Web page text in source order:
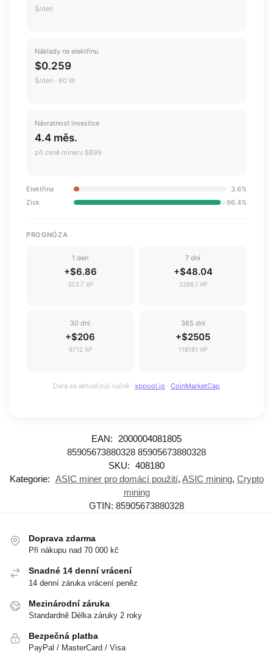
$/den
Náklady na elektřinu
$0.259
$/den · 60 W
Návratnost investice
4.4 měs.
při ceně mineru $899
Elektřina
3.6%
Zisk
96.4%
PROGNÓZA
1 den
+$6.86
323.7 XP
7 dní
+$48.04
2266.1 XP
30 dní
+$206
9712 XP
365 dní
+$2505
118161 XP
Data se aktualizují ručně · xppool.io · CoinMarketCap
EAN:
2000004081805
85905673880328 85905673880328
SKU: 408180
Kategorie: ASIC miner pro domácí použití, ASIC mining, Crypto
mining
GTIN: 85905673880328
Doprava zdarma
Při nákupu nad 70 000 kč
Snadné 14 denní vrácení
14 denní záruka vrácení peněz
Mezinárodní záruka
Standardně Délka záruky 2 roky
Bezpečná platba
PayPal / MasterCard / Visa